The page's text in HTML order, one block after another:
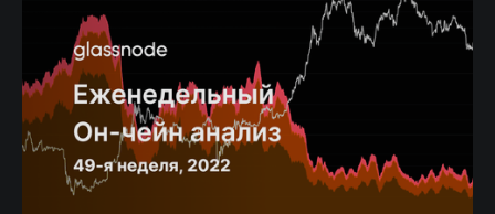
2023 году.